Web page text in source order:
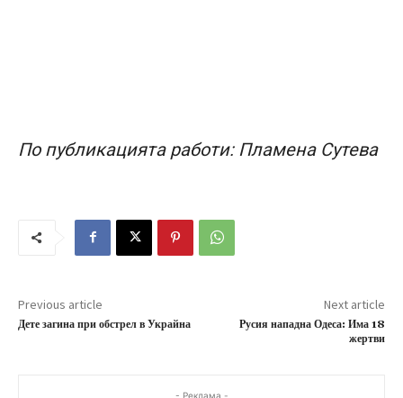
По публикацията работи: Пламена Сутева
Previous article
Дете загина при обстрел в Украйна
Next article
Русия нападна Одеса: Има 18
жертви
- Реклама -